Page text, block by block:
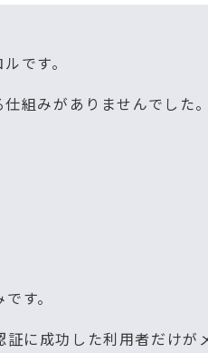
です。
組みがありませんでした
す。
に成功した利用者だけが